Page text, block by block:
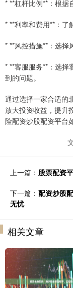
* **杠杆比例**：根据
* **利率和费用**：了
* **风控措施**：选择
* **客服服务**：选择
到的问题。
通过选择一家合适的
放大投资收益，提升
险配资炒股配资平台
上一篇： 股票配资
下一篇： 配资炒股
无忧
相关文章